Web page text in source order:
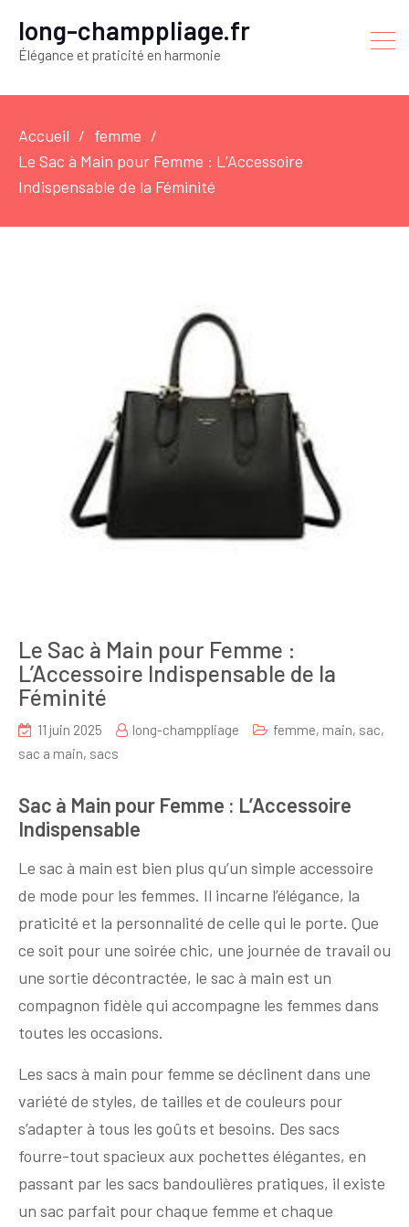
long-champpliage.fr
Élégance et praticité en harmonie
Accueil
femme
Le Sac à Main pour Femme : L’Accessoire
Indispensable de la Féminité
Le Sac à Main pour Femme :
L’Accessoire Indispensable de la
Féminité
11 juin 2025 long-champpliage femme, main, sac,
sac a main, sacs
Sac à Main pour Femme : L’Accessoire
Indispensable
Le sac à main est bien plus qu’un simple accessoire
de mode pour les femmes. Il incarne l’élégance, la
praticité et la personnalité de celle qui le porte. Que
ce soit pour une soirée chic, une journée de travail ou
une sortie décontractée, le sac à main est un
compagnon fidèle qui accompagne les femmes dans
toutes les occasions.
Les sacs à main pour femme se déclinent dans une
variété de styles, de tailles et de couleurs pour
s’adapter à tous les goûts et besoins. Des sacs
fourre-tout spacieux aux pochettes élégantes, en
passant par les sacs bandoulières pratiques, il existe
un sac parfait pour chaque femme et chaque